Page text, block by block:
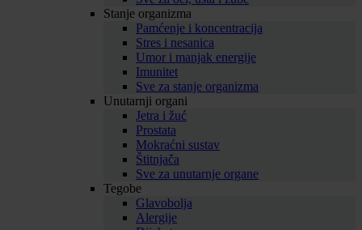
Stanje organizma
Pamćenje i koncentracija
Stres i nesanica
Umor i manjak energije
Imunitet
Sve za stanje organizma
Unutarnji organi
Jetra i žuć
Prostata
Mokraćni sustav
Štitnjača
Sve za unutarnje organe
Tegobe
Glavobolja
Alergije